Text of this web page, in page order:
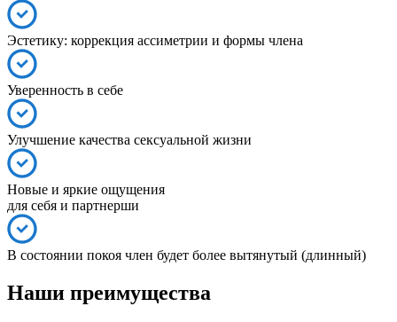
Эстетику: коррекция ассиметрии и формы члена
Уверенность в себе
Улучшение качества сексуальной жизни
Новые и яркие ощущения
для себя и партнерши
В состоянии покоя член будет более вытянутый (длинный)
Наши преимущества